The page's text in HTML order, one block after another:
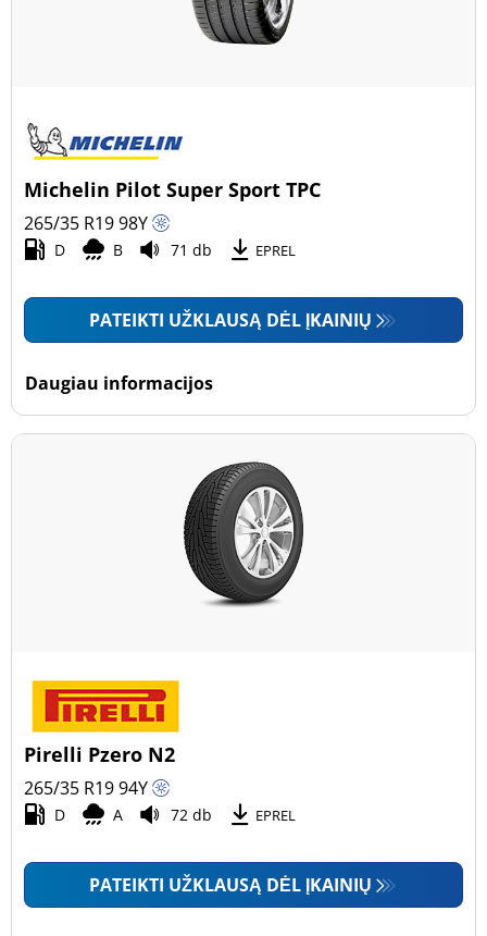
Michelin Pilot Super Sport TPC
265/35 R1998Y
D B 71 db EPREL
PATEIKTI UŽKLAUSĄ DĖL ĮKAINIŲ
Daugiau informacijos
Pirelli Pzero N2
265/35 R1994Y
D A 72 db EPREL
PATEIKTI UŽKLAUSĄ DĖL ĮKAINIŲ